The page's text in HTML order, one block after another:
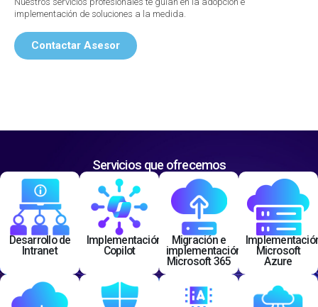
implementación de soluciones a la medida​.
Contactar Asesor
Servicios que ofrecemos
Desarrollo de
Intranet
Implementación
Copilot
Migración e
implementación
Microsoft 365
Microsoft
Azure